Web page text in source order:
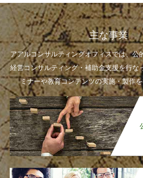
主な事業
アアルコンサルティングオフィスでは、公
経営コンサルティング・補助金支援を行な
ミナーや教育コンテンツの実施・製作